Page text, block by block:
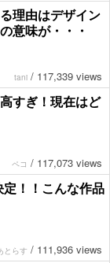
理由はデザイン
意味が・・・
tani / 117,339 views
すぎ！現在はど
ペコ / 117,073 views
定！！こんな作品
とらす / 111,936 views